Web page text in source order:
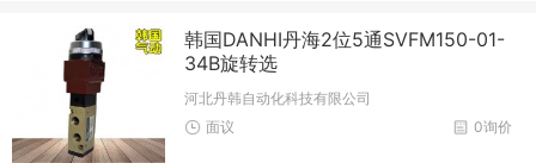
韩国DANHI丹海2位5通SVFM150-01-
34B旋转选
河北丹韩自动化科技有限公司
0询价
面议